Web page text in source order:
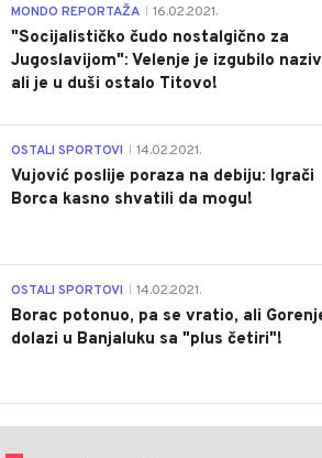
MONDO REPORTAŽA 16.02.2021.
"Socijalističko čudo nostalgično za
Jugoslavijom": Velenje je izgubilo
ali je u duši ostalo Titovo!
OSTALI SPORTOVI 14.02.2021.
Vujović poslije poraza na debiju: Igrači
Borca kasno shvatili da mogu!
OSTALI SPORTOVI 14.02.2021.
Borac potonuo, pa se vratio, ali
dolazi u Banjaluku sa "plus četiri"!